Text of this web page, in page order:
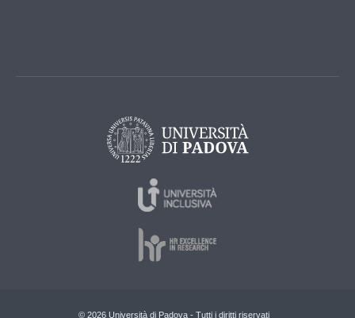
© 2026 Università di Padova - Tutti i diritti riservati